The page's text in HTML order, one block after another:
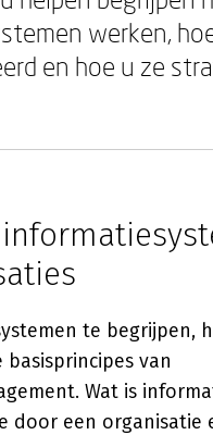
werken,
en hoe u ze
te begrijpen,
van
Wat is
door een organisatie